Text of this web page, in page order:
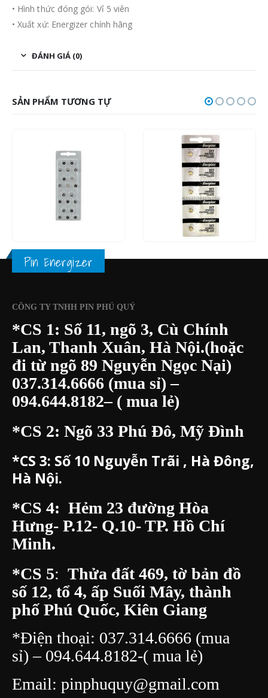
• Hình thức đóng gói: Vỉ 5 viên
• Xuất xứ: Energizer chính hãng
ĐÁNH GIÁ (0)
SẢN PHẨM TƯƠNG TỰ
out of 5 out of 5
XEM NHANH
Pin Energizer
CÔNG TY TNHH PIN PHÚ QUÝ
*CS 1: Số 11, ngõ 3, Cù Chính
Lan, Thanh Xuân, Hà Nội.(hoặc
đi từ ngõ 89 Nguyễn Ngọc Nại)
037.314.6666 (mua sỉ) –
094.644.8182– ( mua lẻ)
*CS 2: Ngõ 33 Phú Đô, Mỹ Đình
*CS 3: Số 10 Nguyễn Trãi , Hà Đông,
Hà Nội.
*CS 4: Hẻm 23 đường Hòa
Hưng- P.12- Q.10- TP. Hồ Chí
Minh.
*CS 5: Thửa đất 469, tờ bản đồ
số 12, tổ 4, ấp Suối Mây, thành
phố Phú Quốc, Kiên Giang
*Điện thoại: 037.314.6666 (mua
sỉ) – 094.644.8182-( mua lẻ)
Email: pinphuquy@gmail.com